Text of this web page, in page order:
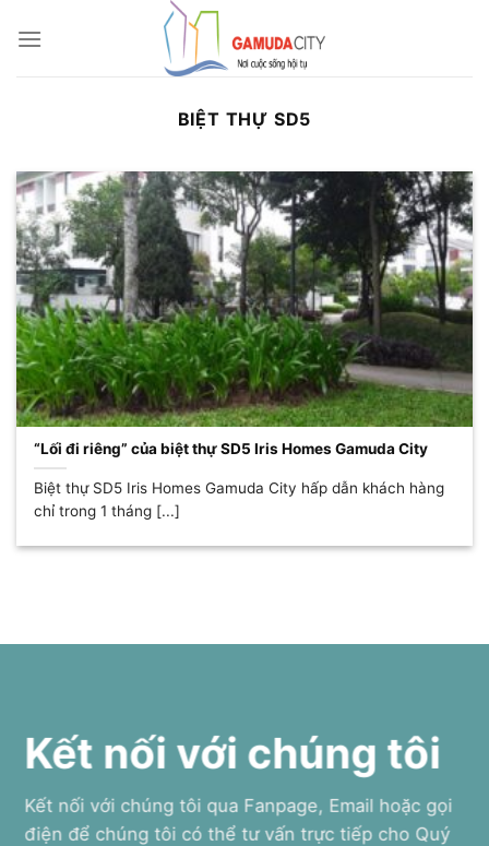
qua
BIỆT THỰ SD5
“Lối đi riêng” của biệt thự SD5 Iris Homes Gamuda City
Biệt thự SD5 Iris Homes Gamuda City hấp dẫn khách hàng
chỉ trong 1 tháng [...]
Kết nối với chúng tôi
Kết nối với chúng tôi qua Fanpage, Email hoặc gọi
điện để chúng tôi có thể tư vấn trực tiếp cho Quý